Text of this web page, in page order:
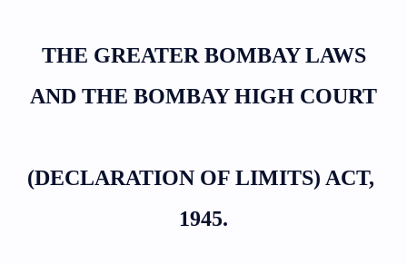
THE GREATER BOMBAY LAWS
AND THE BOMBAY HIGH COURT
(DECLARATION OF LIMITS) ACT,
1945.